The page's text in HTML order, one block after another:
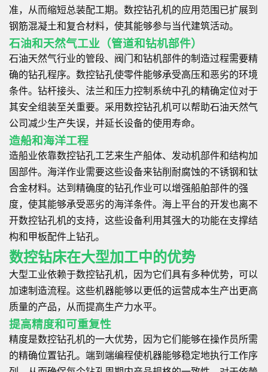
准，从而缩短总装配工期。数控钻孔机的应用范围已扩展到
钢筋混凝土和复合材料，使其能够参与当代建筑活动。
石油和天然气工业（管道和钻机部件）
石油天然气行业的管段、阀门和钻机部件的制造过程需要精
确的钻孔程序。数控钻孔使零件能够承受高压和恶劣的环境
条件。钻杆接头、法兰和压力控制系统中孔的精确定位对于
其安全组装至关重要。采用数控钻孔机可以帮助石油天然气
公司减少生产失误，并延长设备的使用寿命。
造船和海洋工程
造船业依靠数控钻孔工艺来生产船体、发动机部件和结构加
固部件。海洋作业需要这些设备来钻削耐腐蚀的不锈钢和钛
合金材料。达到精确度的钻孔作业可以增强船舶部件的强
度，使其能够承受恶劣的海洋条件。海上平台的开发也离不
开数控钻孔机的支持，这些设备利用其强大的功能在支撑结
构和甲板配件上钻孔。
数控钻床在大型加工中的优势
大型工业依赖于数控钻孔机，因为它们具有多种优势，可以
加速制造流程。这些机器能够以更低的运营成本生产出更高
质量的产品，从而提高生产力水平。
提高精度和可重复性
精度是数控钻孔机的一大优势，因为它们能够在操作员所需
的精确位置钻孔。端到端编程使机器能够稳定地执行工作序